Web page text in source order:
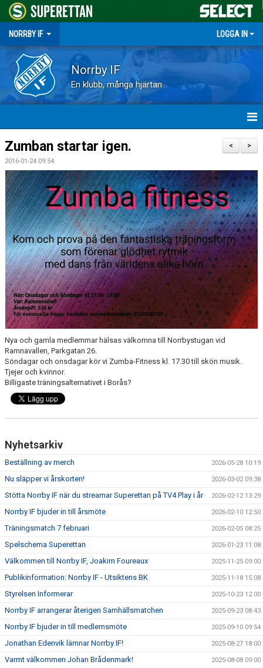
NORRBY IF LOGGA IN
Norrby IF
En klubb, många hjärtan
HEM
NYHETER
FÖRENINGEN
KALENDER
VÅRA LAG
MATCHER
NÄRA NORRBY
VÄRDEGRUND
>
<
Zumban startar igen.
2016-01-24 09:54
Nya och gamla medlemmar hälsas välkomna till Norrbystugan vid
Ramnavallen, Parkgatan 26.
Söndagar och onsdagar kör vi Zumba-Fitness kl. 17.30 till skön musik.
Tjejer och kvinnor.
Billigaste träningsalternativet i Borås?
Nyhetsarkiv
Beställning av merch 2026-05-28 10:19
Nu släpper vi årskorten! 2026-03-02 09:38
Stötta Norrby IF när du streamar Superettan på TV4 Play i år 2026-02-12 13:29
Norrby IF bjuder in till årsmöte 2026-02-10 12:50
Träningsmatch 7 februari 2026-02-05 08:25
Spelschema Superettan 2026-01-23 11:08
Välkommen till Norrby IF, Joakim Foureaux 2025-11-25 09:00
Publikinformation: Norrby IF - Utsiktens BK 2025-11-18 15:08
Styrelsen Informerar 2025-10-23 12:00
Norrby IF arrangerar återigen Samhällsmatchen 2025-09-23 08:43
Norrby IF bjuder in till medlemsmöte 2025-09-10 09:54
Jonathan Edenvik lämnar Norrby IF! 2025-08-27 18:00
Varmt välkommen Johan Brådenmark! 2025-08-08 09:00